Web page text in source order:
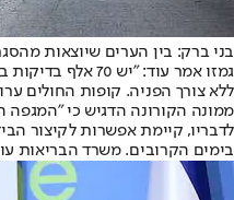
בני ברק: בין הערים שיוצאות
ללא צורך הפניה. קופות החולים
ממונה הקורונה הדגיש כי "המגפה
בימים הקרובים. משרד הבריאות